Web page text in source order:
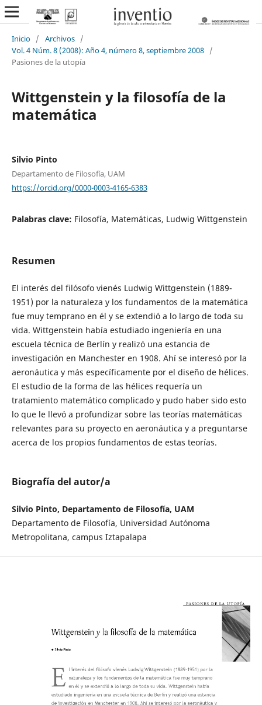
Inicio / Archivos /
Vol. 4 Núm. 8 (2008): Año 4, número 8, septiembre 2008 /
Pasiones de la utopía
Wittgenstein y la filosofía de la
matemática
Silvio Pinto
Departamento de Filosofía, UAM
https://orcid.org/0000-0003-4165-6383
Palabras clave: Filosofía, Matemáticas, Ludwig Wittgenstein
Resumen
El interés del filósofo vienés Ludwig Wittgenstein (1889-
1951) por la naturaleza y los fundamentos de la matemática
fue muy temprano en él y se extendió a lo largo de toda su
vida. Wittgenstein había estudiado ingeniería en una
escuela técnica de Berlín y realizó una estancia de
investigación en Manchester en 1908. Ahí se interesó por la
aeronáutica y más específicamente por el diseño de hélices.
El estudio de la forma de las hélices requería un
tratamiento matemático complicado y pudo haber sido esto
lo que le llevó a profundizar sobre las teorías matemáticas
relevantes para su proyecto en aeronáutica y a preguntarse
acerca de los propios fundamentos de estas teorías.
Biografía del autor/a
Silvio Pinto, Departamento de Filosofía, UAM
Departamento de Filosofía, Universidad Autónoma
Metropolitana, campus Iztapalapa